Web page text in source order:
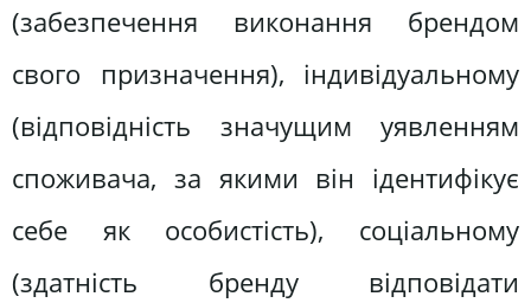
(забезпечення виконання брендом
свого призначення), індивідуальному
(відповідність значущим уявленням
споживача, за якими він ідентифікує
себе як особистість), соціальному
(здатність бренду відповідати